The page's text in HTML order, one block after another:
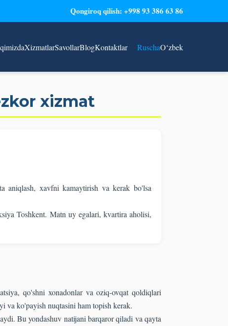
Qongiroq qilish: +998 93 386 63 86
XizmatlarSavollarBlogKontaktlar RuschaOʻzbek
xizmat
aniqlash, xavfni kamaytirish va kerak bo'lsa
Toshkent. Matn uy egalari, kvartira aholisi,
qo'shni xonadonlar va oziq-ovqat qoldiqlari
va ko'payish nuqtasini ham topish kerak.
Bu yondashuv natijani barqaror qiladi va qayta